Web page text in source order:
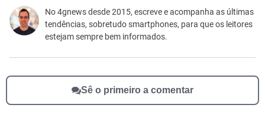
Este conteúdo não tem a informação que procuro
Outro
No 4gnews desde 2015, escreve e acompanha as últimas
tendências, sobretudo smartphones, para que os leitores
estejam sempre bem informados.
Sê o primeiro a comentar